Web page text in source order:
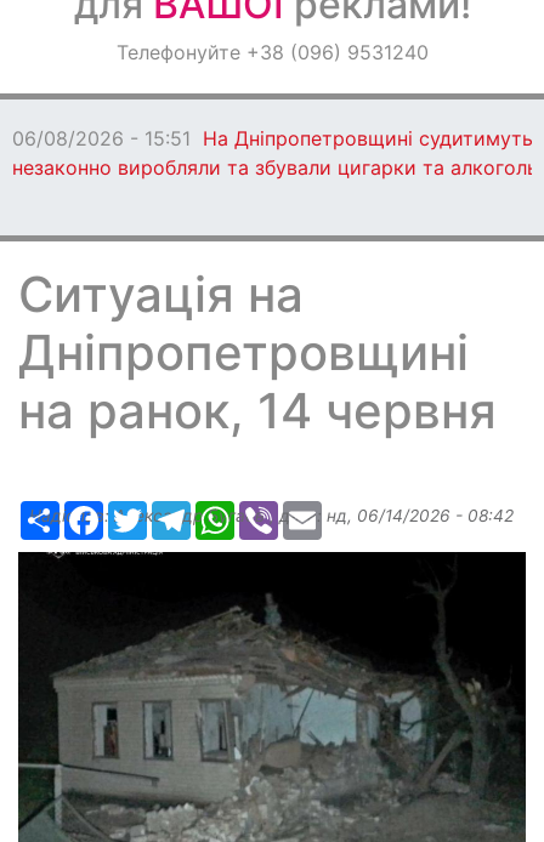
ОголошенняТелефонуйте +38 (096) 9531240
06/08/2026 - 15:51 На Дніпропетровщині судитимуть
незаконно виробляли та збували цигарки та алкоголь
Ситуація на
Дніпропетровщині
на ранок, 14 червня
РесурсFacebook
TwitterTelegramWhatsApp
Viber Email
Надіслав: Александр Бугаев, дата: нд, 06/14/2026 - 08:42